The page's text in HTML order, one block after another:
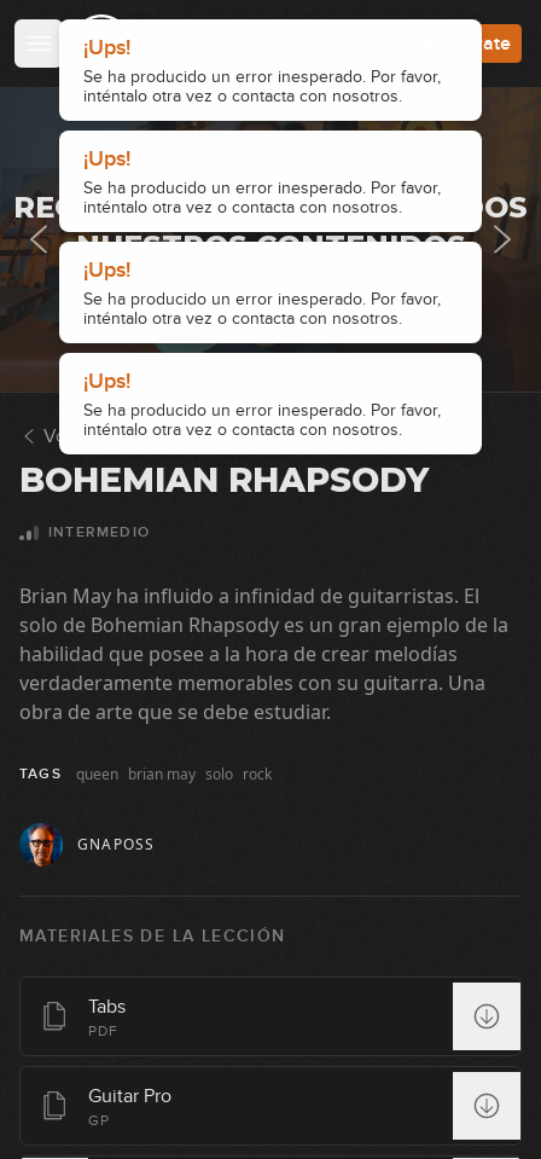
¡Ups!
Se ha producido un error inesperado. Por favor,
inténtalo otra vez o contacta con nosotros.
¡Ups!
Se ha producido un error inesperado. Por favor,
inténtalo otra vez o contacta con nosotros.
¡Ups!
Se ha producido un error inesperado. Por favor,
inténtalo otra vez o contacta con nosotros.
¡Ups!
Se ha producido un error inesperado. Por favor,
inténtalo otra vez o contacta con nosotros.
Regístrate
REGÍSTRATE Y ACCEDE A TODOS
NUESTROS CONTENIDOS
Accede Regístrate
Volver a Solos
BOHEMIAN RHAPSODY
INTERMEDIO
Brian May ha influido a infinidad de guitarristas. El
solo de Bohemian Rhapsody es un gran ejemplo de la
habilidad que posee a la hora de crear melodías
verdaderamente memorables con su guitarra. Una
obra de arte que se debe estudiar.
TAGS queen brian may solo rock
GNAPOSS
MATERIALES DE LA LECCIÓN
Tabs
PDF
Guitar Pro
GP